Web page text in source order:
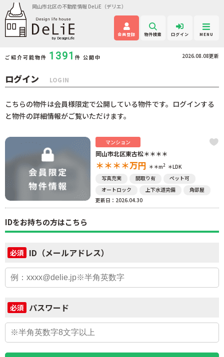
岡山市北区の不動産情報 DeLiE（デリエ）
会員登録 物件検索 ログイン MENU
ご紹介可能物件 1391 件 公開中 2026.08.08更新
ログイン LOGIN
こちらの物件は会員様限定で公開している物件です。ログインする
と物件の詳細情報がご覧いただけます。
マンション
岡山市北区東古松＊＊＊＊
＊＊＊＊万円 ＊＊m2 ＊LDK
写真充実
間取り有
ペット可
オートロック
上下水道完備
角部屋
更新日：2026.04.30
IDをお持ちの方はこちら
必須 ID（メールアドレス）
必須 パスワード